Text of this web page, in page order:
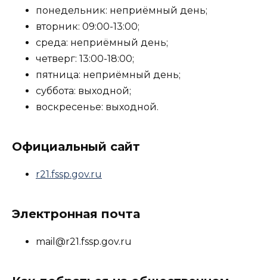
понедельник: неприёмный день;
вторник: 09:00-13:00;
среда: неприёмный день;
четверг: 13:00-18:00;
пятница: неприёмный день;
суббота: выходной;
воскресенье: выходной.
Официальный сайт
r21.fssp.gov.ru
Электронная почта
mail@r21.fssp.gov.ru